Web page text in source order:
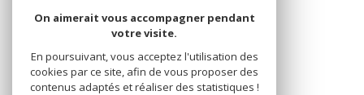
On aimerait vous accompagner pendant
votre visite.
En poursuivant, vous acceptez l'utilisation des
cookies par ce site, afin de vous proposer des
contenus adaptés et réaliser des statistiques !